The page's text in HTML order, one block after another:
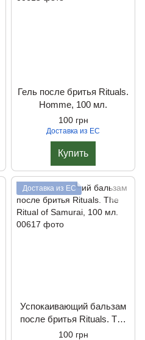
Гель после бритья Rituals.
Homme, 100 мл.
100 грн
Доставка из ЕС
Купить
Доставка из ЕС
Успокаивающий бальзам
после бритья Rituals. The
Ritual of Samurai, 100 мл.
100 грн